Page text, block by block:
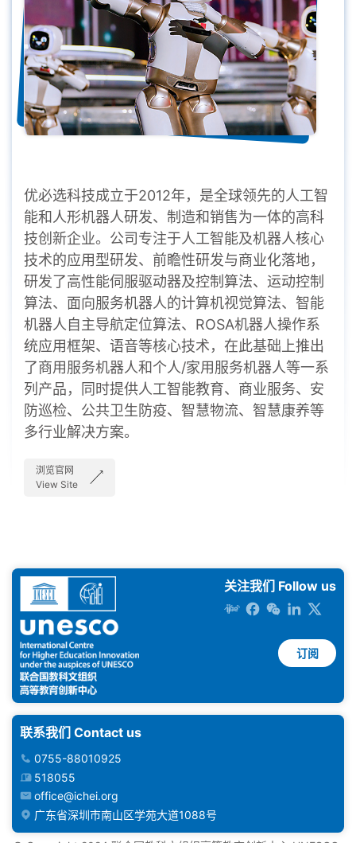
优必选科技成立于2012年，是全球领先的人工智
能和人形机器人研发、制造和销售为一体的高科
技创新企业。公司专注于人工智能及机器人核心
技术的应用型研发、前瞻性研发与商业化落地，
研发了高性能伺服驱动器及控制算法、运动控制
算法、面向服务机器人的计算机视觉算法、智能
机器人自主导航定位算法、ROSA机器人操作系
统应用框架、语音等核心技术，在此基础上推出
了商用服务机器人和个人/家用服务机器人等一系
列产品，同时提供人工智能教育、商业服务、安
防巡检、公共卫生防疫、智慧物流、智慧康养等
多行业解决方案。
浏览官网
View Site
关注我们 Follow us
订阅
联系我们 Contact us
0755-88010925
518055
office@ichei.org
广东省深圳市南山区学苑大道1088号